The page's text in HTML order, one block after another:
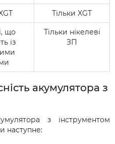
Тільки XGT
що
із
Тільки нікелеві
ЗП
акумулятора з
з інструментом
наступне: